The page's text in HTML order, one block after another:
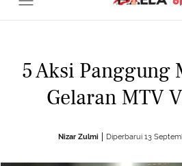
5 Aksi Panggung
Gelaran MTV
Nizar Zulmi Diperbarui 13